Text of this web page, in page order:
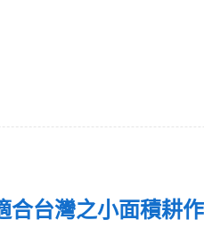
合台灣之小面積耕